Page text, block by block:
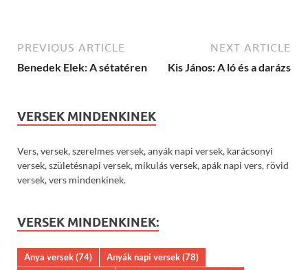
PREVIOUS ARTICLE
Benedek Elek: A sétatéren
NEXT ARTICLE
Kis János: A ló és a darázs
VERSEK MINDENKINEK
Vers, versek, szerelmes versek, anyák napi versek, karácsonyi
versek, születésnapi versek, mikulás versek, apák napi vers, rövid
versek, vers mindenkinek.
VERSEK MINDENKINEK:
Anya versek(74) Anyák napi versek(78)